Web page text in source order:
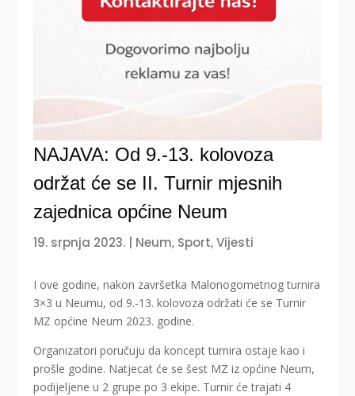
NAJAVA: Od 9.-13. kolovoza
održat će se II. Turnir mjesnih
zajednica općine Neum
19. srpnja 2023. Neum, Sport,Vijesti
I ove godine, nakon završetka Malonogometnog turnira
3×3 u Neumu, od 9.-13. kolovoza održati će se Turnir
MZ općine Neum 2023. godine.
Organizatori poručuju da koncept turnira ostaje kao i
prošle godine. Natjecat će se šest MZ iz općine Neum,
podijeljene u 2 grupe po 3 ekipe. Turnir će trajati 4